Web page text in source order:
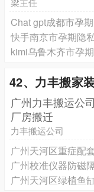
42、力丰搬家
广州力丰搬运公
厂房搬迁
力丰搬运公司
广州校准仪器防磁